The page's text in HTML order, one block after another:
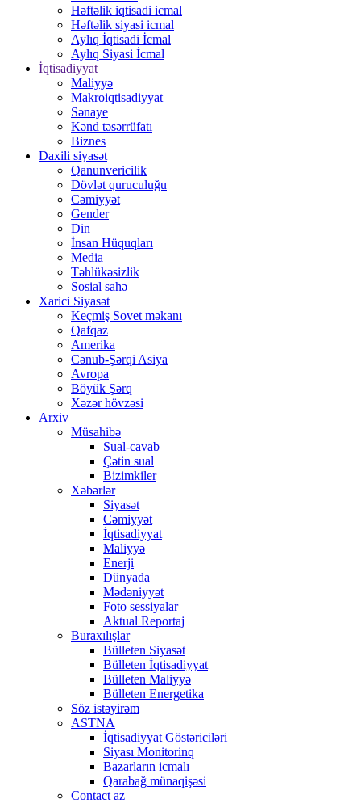
Həftəlik iqtisadi icmal
Həftəlik siyasi icmal
Aylıq İqtisadi İcmal
Aylıq Siyasi İcmal
İqtisadiyyat
Maliyyə
Makroiqtisadiyyat
Sənaye
Kənd təsərrüfatı
Biznes
Daxili siyasət
Qanunvericilik
Dövlət quruculuğu
Cəmiyyət
Gender
Din
İnsan Hüquqları
Media
Təhlükəsizlik
Sosial sahə
Xarici Siyasət
Keçmiş Sovet məkanı
Qafqaz
Amerika
Cənub-Şərqi Asiya
Avropa
Böyük Şərq
Xəzər hövzəsi
Arxiv
Müsahibə
Sual-cavab
Çətin sual
Bizimkiler
Xəbərlər
Siyasət
Cəmiyyət
İqtisadiyyat
Maliyyə
Enerji
Dünyada
Mədəniyyət
Foto sessiyalar
Aktual Reportaj
Buraxılışlar
Bülleten Siyasət
Bülleten İqtisadiyyat
Bülleten Maliyyə
Bülleten Energetika
Söz istəyirəm
ASTNA
İqtisadiyyat Göstəriciləri
Siyası Monitorinq
Bazarların icmalı
Qarabağ münaqişəsi
Contact az